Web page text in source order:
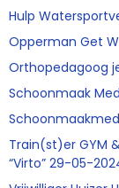
Hulp
Opperman Get
Orthopedagoog
Schoonmaak
Train(st)er GYM
“Virto” 29-05-